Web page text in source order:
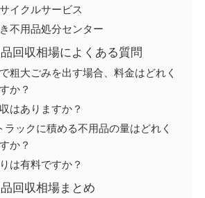
イクルサービス
不用品処分センター
回収相場によくある質問
粗大ごみを出す場合、料金はどれく
か？
はありますか？
ラックに積める不用品の量はどれく
か？
は有料ですか？
回収相場まとめ